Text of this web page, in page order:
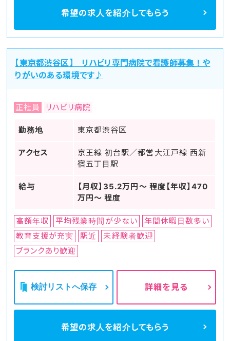
希望の求人を紹介してもらう
【東京都渋谷区】 リハビリ専門病院で看護師募集！や
りがいのある環境です♪
正社員 リハビリ病院
勤務地 東京都渋谷区
アクセス
京王線 初台駅／都営大江戸線 西新
宿五丁目駅
給与
【月収】35.2万円～ 程度【年収】470
万円～ 程度
高額年収 平均残業時間が少ない
年間休暇日数多い
教育支援が充実
駅近
未経験者歓迎
ブランクあり歓迎
検討リストへ保存 詳細を見る
希望の求人を紹介してもらう